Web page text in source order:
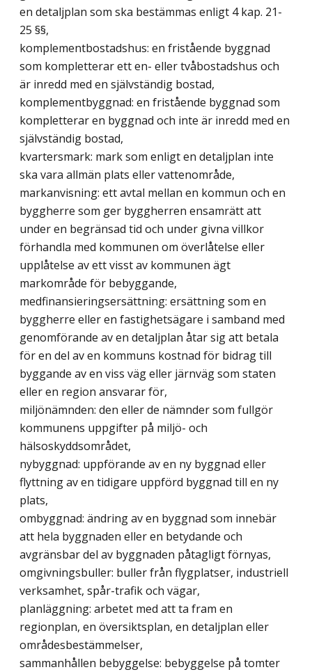
en detaljplan som ska bestämmas enligt 4 kap. 21-
25 §§,
komplementbostadshus: en fristående byggnad
som kompletterar ett en- eller tvåbostadshus och
är inredd med en självständig bostad,
komplementbyggnad: en fristående byggnad som
kompletterar en byggnad och inte är inredd med en
självständig bostad,
kvartersmark: mark som enligt en detaljplan inte
ska vara allmän plats eller vattenområde,
markanvisning: ett avtal mellan en kommun och en
byggherre som ger byggherren ensamrätt att
under en begränsad tid och under givna villkor
förhandla med kommunen om överlåtelse eller
upplåtelse av ett visst av kommunen ägt
markområde för bebyggande,
medfinansieringsersättning: ersättning som en
byggherre eller en fastighetsägare i samband med
genomförande av en detaljplan åtar sig att betala
för en del av en kommuns kostnad för bidrag till
byggande av en viss väg eller järnväg som staten
eller en region ansvarar för,
miljönämnden: den eller de nämnder som fullgör
kommunens uppgifter på miljö- och
hälsoskyddsområdet,
nybyggnad: uppförande av en ny byggnad eller
flyttning av en tidigare uppförd byggnad till en ny
plats,
ombyggnad: ändring av en byggnad som innebär
att hela byggnaden eller en betydande och
avgränsbar del av byggnaden påtagligt förnyas,
omgivningsbuller: buller från flygplatser, industriell
verksamhet, spår-trafik och vägar,
planläggning: arbetet med att ta fram en
regionplan, en översiktsplan, en detaljplan eller
områdesbestämmelser,
sammanhållen bebyggelse: bebyggelse på tomter